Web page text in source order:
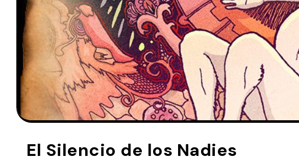
El Silencio de los Nadies